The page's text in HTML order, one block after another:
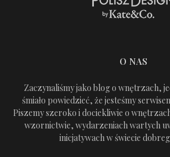
O NAS
Zaczynaliśmy jako blog o wnętrzach,
śmiało powiedzieć, że jesteśmy
Piszemy szeroko i dociekliwie o
wzornictwie, wydarzeniach wartych
inicjatywach w świecie